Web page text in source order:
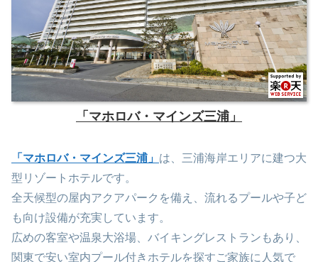
「マホロバ・マインズ三浦」
「マホロバ・マインズ三浦」 は、三浦海岸エリアに建つ大
型リゾートホテルです。
全天候型の屋内アクアパークを備え、流れるプールや子ど
も向け設備が充実しています。
広めの客室や温泉大浴場、バイキングレストランもあり、
関東で安い室内プール付きホテルを探すご家族に人気で